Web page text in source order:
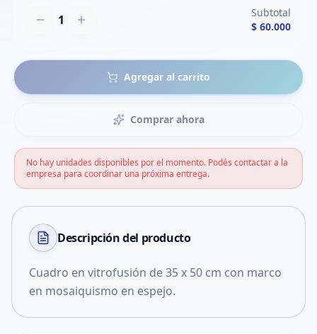
1
Subtotal
$ 60.000
Agregar al carrito
Comprar ahora
No hay unidades disponibles por el momento. Podés contactar a la
empresa para coordinar una próxima entrega.
Descripción del producto
Cuadro en vitrofusión de 35 x 50 cm con marco
en mosaiquismo en espejo.